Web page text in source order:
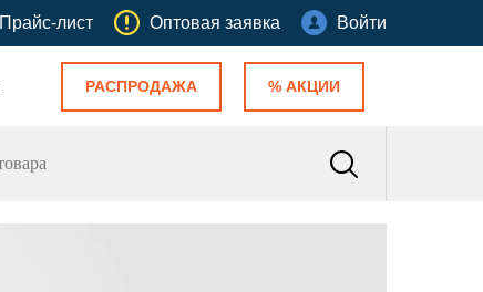
Прайс-лист Оптовая заявка Войти
РАСПРОДАЖА % АКЦИИ